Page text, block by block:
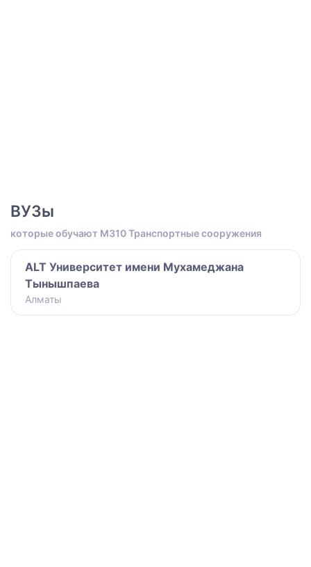
ВУЗы
которые обучают M310 Транспортные сооружения
ALT Университет имени Мухамеджана
Тынышпаева
Алматы